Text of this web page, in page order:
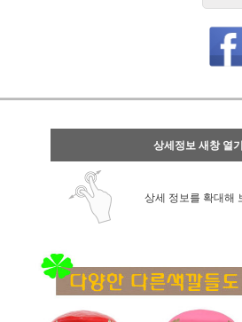
상세정보 새창 열기
상세 정보를 확대해